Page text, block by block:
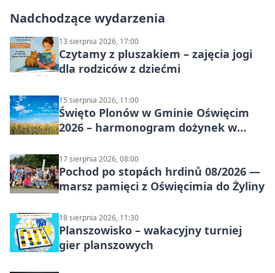
Nadchodzące wydarzenia
13 sierpnia 2026, 17:00
Czytamy z pluszakiem – zajęcia jogi
dla rodziców z dziećmi
15 sierpnia 2026, 11:00
Święto Plonów w Gminie Oświęcim
2026 – harmonogram dożynek w
17 sierpnia 2026, 08:00
Pochod po stopách hrdinů 08/2026 —
marsz pamięci z Oświęcimia do Żyliny
18 sierpnia 2026, 11:30
Planszowisko – wakacyjny turniej
gier planszowych